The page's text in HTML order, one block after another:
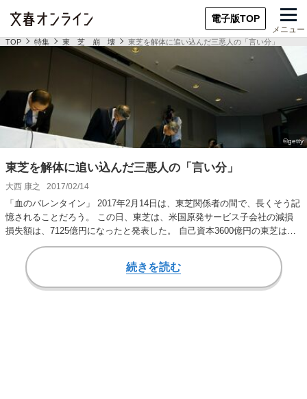
電子版TOP
メニュー
TOP 特集 東 芝 崩 壊 東芝を解体に追い込んだ三悪人の「言い分」
東芝を解体に追い込んだ三悪人の「言い分」
大西 康之 2017/02/14
「血のバレンタイン」 2017年2月14日は、東芝関係者の間で、長くそう記
憶されることだろう。 この日、東芝は、米国原発サービス子会社の減損
損失額は、7125億円になったと発表した。 自己資本3600億円の東芝は、
続きを読む